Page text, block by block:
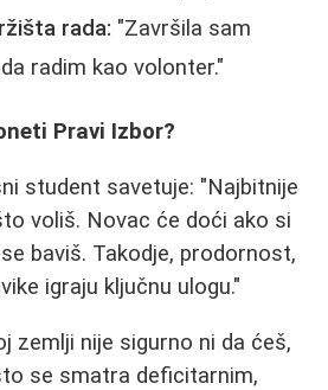
rada: "Završila sam
radim kao volonter."
Pravi Izbor?
student savetuje: "Najbitnije
voliš. Novac će doći ako si
baviš. Takodje, prodornost,
igraju ključnu ulogu."
zemlji nije sigurno ni da ćeš,
se smatra deficitarnim,